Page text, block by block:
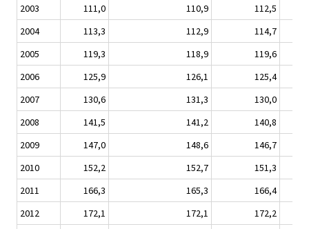
2003
111,0 110,9
112,5
2004
113,3 112,9
114,7
2005
119,3 118,9
119,6
2006
125,9 126,1
125,4
2007
130,6 131,3
130,0
2008
141,5 141,2
140,8
2009
147,0 148,6
146,7
2010
152,2 152,7
151,3
2011
166,3 165,3
166,4
2012
172,1 172,1
172,2